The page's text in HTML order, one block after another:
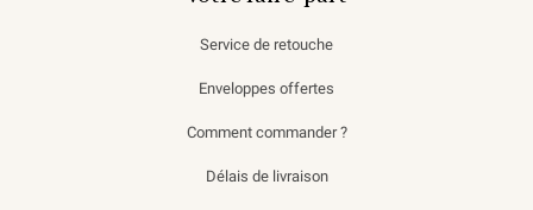
Service de retouche
Enveloppes offertes
Comment commander ?
Délais de livraison